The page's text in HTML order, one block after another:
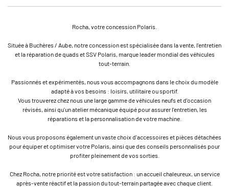
Rocha, votre concession Polaris.
Située à Buchères / Aube, notre concession est spécialisée dans la vente, l'entretien
et la réparation de quads et SSV Polaris, marque leader mondial des véhicules
tout-terrain.
Passionnés et expérimentés, nous vous accompagnons dans le choix du modèle
adapté à vos besoins : loisirs, utilitaire ou sportif.
Vous trouverez chez nous une large gamme de véhicules neufs et d'occasion
révisés, ainsi qu'un atelier mécanique équipé pour assurer l'entretien, les
réparations et la personnalisation de votre machine.
Nous vous proposons également un vaste choix d'accessoires et pièces détachées
pour équiper et optimiser votre Polaris, ainsi que des conseils personnalisés pour
profiter pleinement de vos sorties.
Chez Rocha, notre priorité est votre satisfaction : un accueil chaleureux, un service
après-vente réactif et la passion du tout-terrain partagée avec chaque client.